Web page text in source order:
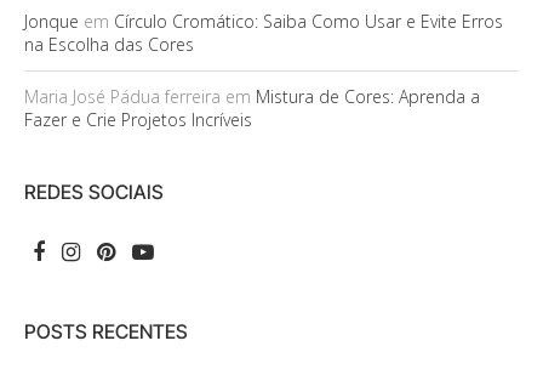
Jonque em Círculo Cromático: Saiba Como Usar e Evite Erros
na Escolha das Cores
Maria José Pádua ferreira em Mistura de Cores: Aprenda a
Fazer e Crie Projetos Incríveis
REDES SOCIAIS
POSTS RECENTES